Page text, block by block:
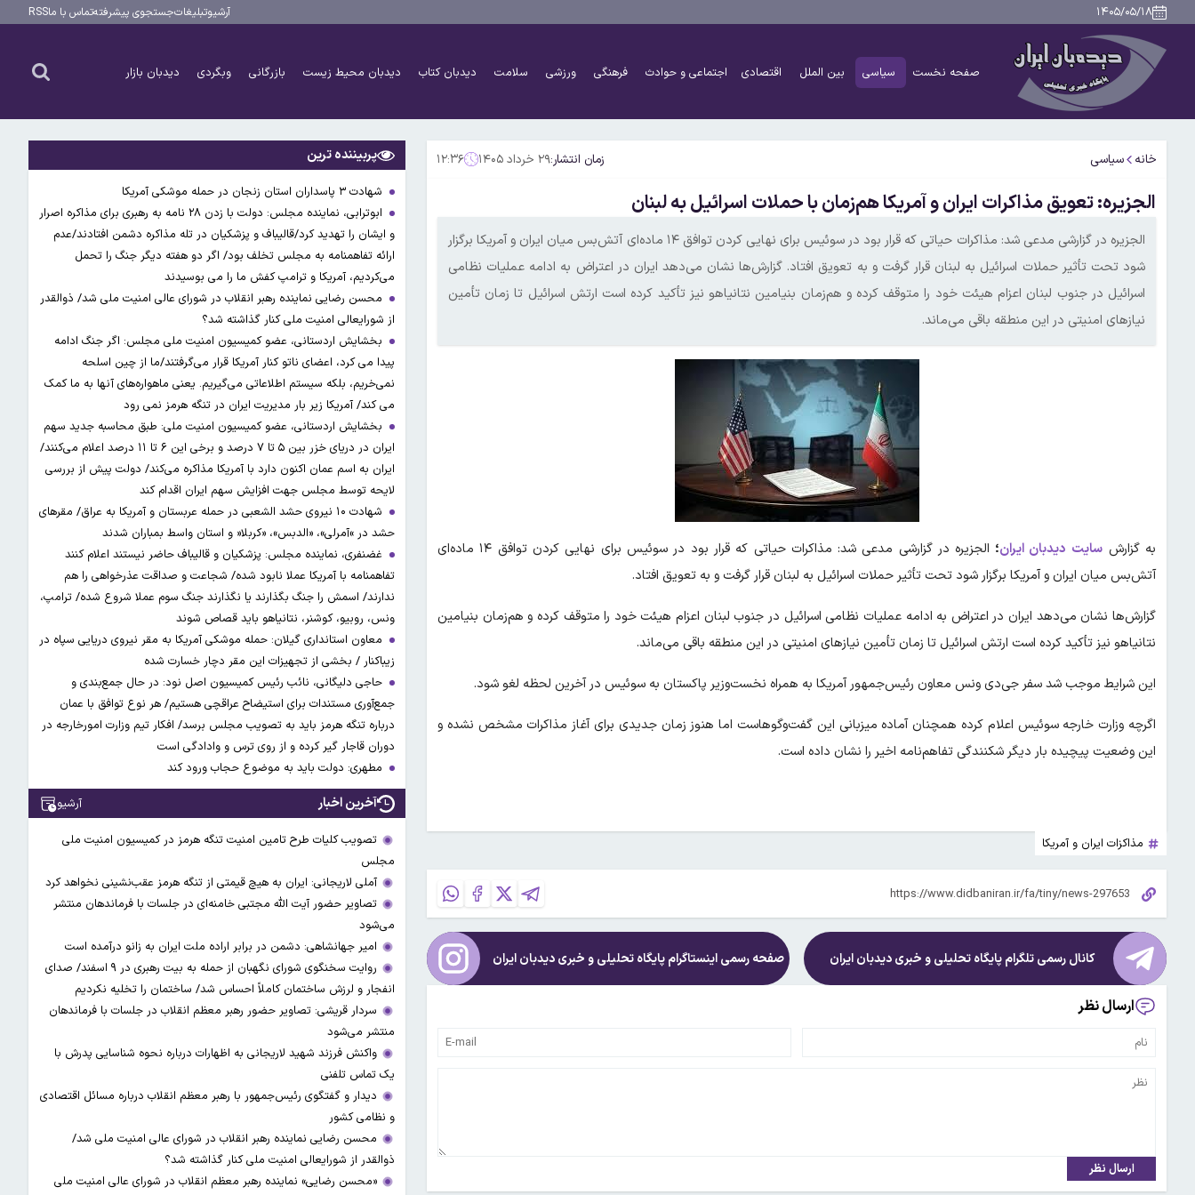
۱۴۰۵/۰۵/۱۸ آرشیوتبلیغاتجستجوی پیشرفتهتماس با ماRSS
صفحه نخست سیاسی بین الملل اقتصادی اجتماعی و حوادث فرهنگی ورزشی سلامت دیدبان کتاب دیدبان محیط زیست بازرگانی وبگردی دیدبان بازار
خانه سیاسی زمان انتشار:۲۹ خرداد ۱۴۰۵ ۱۲:۳۶
الجزیره: تعویق مذاکرات ایران و آمریکا هم‌زمان با حملات اسرائیل به لبنان
الجزیره در گزارشی مدعی شد: مذاکرات حیاتی که قرار بود در سوئیس برای نهایی کردن توافق ۱۴ ماده‌ای آتش‌بس میان ایران و آمریکا برگزار
شود تحت تأثیر حملات اسرائیل به لبنان قرار گرفت و به تعویق افتاد. گزارش‌ها نشان می‌دهد ایران در اعتراض به ادامه عملیات نظامی
اسرائیل در جنوب لبنان اعزام هیئت خود را متوقف کرده و هم‌زمان بنیامین نتانیاهو نیز تأکید کرده است ارتش اسرائیل تا زمان تأمین
نیازهای امنیتی در این منطقه باقی می‌ماند.
به گزارش سایت دیدبان ایران؛
الجزیره در گزارشی مدعی شد: مذاکرات حیاتی که قرار بود در سوئیس برای نهایی کردن توافق ۱۴ ماده‌ای
آتش‌بس میان ایران و آمریکا برگزار شود تحت تأثیر حملات اسرائیل به لبنان قرار گرفت و به تعویق افتاد.
گزارش‌ها نشان می‌دهد ایران در اعتراض به ادامه عملیات نظامی اسرائیل در جنوب لبنان اعزام هیئت خود را متوقف کرده و هم‌زمان بنیامین
نتانیاهو نیز تأکید کرده است ارتش اسرائیل تا زمان تأمین نیازهای امنیتی در این منطقه باقی می‌ماند.
این شرایط موجب شد سفر جی‌دی ونس معاون رئیس‌جمهور آمریکا به همراه نخست‌وزیر پاکستان به سوئیس در آخرین لحظه لغو شود.
اگرچه وزارت خارجه سوئیس اعلام کرده همچنان آماده میزبانی این گفت‌وگوهاست اما هنوز زمان جدیدی برای آغاز مذاکرات مشخص نشده و
این وضعیت پیچیده بار دیگر شکنندگی تفاهم‌نامه اخیر را نشان داده است.
مذاکزات ایران و آمریکا
کانال رسمی تلگرام پایگاه تحلیلی و خبریدیدبان ایران صفحه رسمی اینستاگرام پایگاه تحلیلی و خبریدیدبان ایران
ارسال نظر
ارسال نظر
پربیننده ترین
شهادت ۳ ‌پاسداران استان زنجان در حمله موشکی آمریکا
ابوترابی، نماینده مجلس: دولت با زدن ۲۸ نامه به رهبری برای مذاکره اصرار
و ایشان را تهدید کرد/قالیباف و پزشکیان در تله مذاکره دشمن افتادند/عدم
ارائه تفاهمنامه به مجلس تخلف بود/ اگر دو هفته دیگر جنگ را تحمل
می‌کردیم، آمریکا و ترامپ کفش ما را می بوسیدند
محسن رضایی نماینده رهبر انقلاب در شورای عالی امنیت ملی شد/ ذوالقدر
از شورایعالی امنیت ملی کنار گذاشته شد؟
بخشایش اردستانی، عضو کمیسیون امنیت ملی مجلس: اگر جنگ ادامه
پیدا می کرد، اعضای ناتو کنار آمریکا قرار می‌گرفتند/ما از چین اسلحه
نمی‌خریم، بلکه سیستم اطلاعاتی می‌گیریم. یعنی ماهواره‌های آنها به ما کمک
می کند/ آمریکا زیر بار مدیریت ایران در تنگه هرمز نمی رود
بخشایش اردستانی، عضو کمیسیون امنیت ملی: طبق محاسبه جدید سهم
ایران در دریای خزر بین ۵ تا ۷ درصد و برخی این ۶ تا ۱۱ درصد اعلام می‌کنند/
ایران به اسم عمان اکنون دارد با آمریکا مذاکره می‌کند/ دولت پیش از بررسی
لایحه توسط مجلس جهت افزایش سهم ایران اقدام کند
شهادت ۱۰ نیروی حشد الشعبی در حمله عربستان و آمریکا به عراق/ مقرهای
حشد در »آمرلی»، «الدبس»، «کربلا« و استان واسط بمباران شدند
غضنفری، نماینده مجلس: پزشکیان و قالیباف حاضر نیستند اعلام کنند
تفاهمنامه با آمریکا عملا نابود شده/ شجاعت و صداقت عذرخواهی را هم
ندارند/ اسمش را جنگ بگذارند یا نگذارند جنگ سوم عملا شروع شده/ ترامپ،
ونس، روبیو، کوشنر، نتانیاهو باید قصاص شوند
معاون استانداری گیلان: حمله موشکی آمریکا به مقر نیروی دریایی سپاه در
زیباکنار / بخشی از تجهیزات این مقر دچار خسارت شده
حاجی دلیگانی، نائب رئیس کمیسیون اصل نود: در حال جمع‌بندی و
جمع‌آوری مستندات برای استیضاح عراقچی هستیم/ هر نوع توافق با عمان
درباره تنگه هرمز باید به تصویب مجلس برسد/ افکار تیم وزارت امورخارجه در
دوران قاجار گیر کرده و از روی ترس و وادادگی است
مطهری: دولت باید به موضوع حجاب ورود کند
آخرین اخبار آرشیو
تصویب کلیات طرح تامین امنیت تنگه هرمز در کمیسیون امنیت ملی
مجلس
آملی‌ لاریجانی: ایران به هیچ قیمتی از تنگه هرمز عقب‌نشینی نخواهد کرد
تصاویر حضور آیت الله مجتبی خامنه‌ای در جلسات با فرماندهان منتشر
می‌شود
امیر جهانشاهی: دشمن در برابر اراده ملت ایران به زانو درآمده است
روایت سخنگوی شورای نگهبان از حمله به بیت رهبری در ۹ اسفند/ صدای
انفجار و لرزش ساختمان کاملاً احساس شد/ ساختمان را تخلیه نکردیم
سردار قریشی: تصاویر حضور رهبر معظم انقلاب در جلسات با فرماندهان
منتشر می‌شود
واکنش فرزند شهید لاریجانی به اظهارات درباره نحوه شناسایی پدرش با
یک تماس تلفنی
دیدار و گفتگوی رئیس‌جمهور با رهبر معظم انقلاب درباره مسائل اقتصادی
و نظامی کشور
محسن رضایی نماینده رهبر انقلاب در شورای عالی امنیت ملی شد/
ذوالقدر از شورایعالی امنیت ملی کنار گذاشته شد؟
«محسن رضایی» نماینده رهبر معظم انقلاب در شورای عالی امنیت ملی